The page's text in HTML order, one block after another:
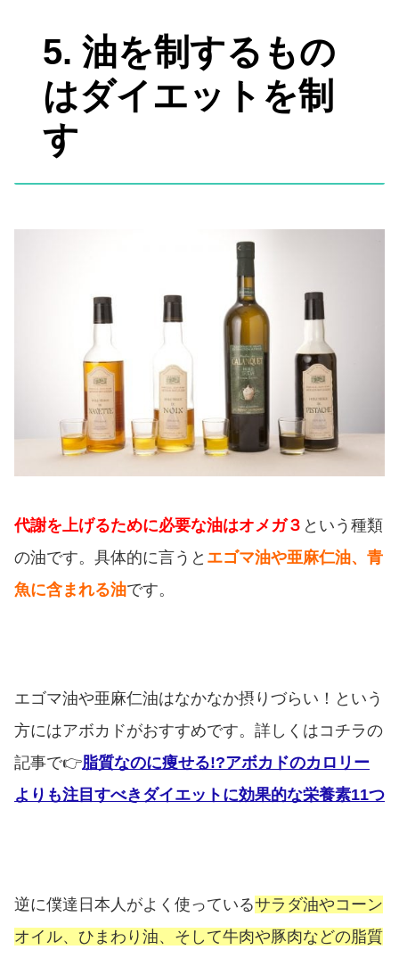
5. 油を制するもの
はダイエットを制
す
代謝を上げるために必要な油はオメガ３ という種類
の油です。具体的に言うと エゴマ油や亜麻仁油、青
魚に含まれる油です。
エゴマ油や亜麻仁油はなかなか摂りづらい！という
方にはアボカドがおすすめです。詳しくはコチラの
記事で👉脂質なのに痩せる!?アボカドのカロリー
よりも注目すべきダイエットに効果的な栄養素11つ
逆に僕達日本人がよく使っているサラダ油やコーン
オイル、ひまわり油、そして牛肉や豚肉などの脂質